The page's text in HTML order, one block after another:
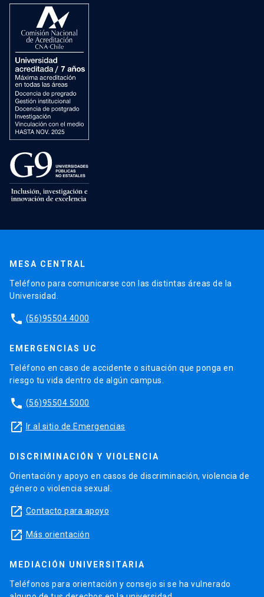
MESA CENTRAL
Teléfono para comunicarse con las distintas áreas de la
Universidad.
phone (56)95504 4000
EMERGENCIAS UC
Teléfono en caso de accidente o situación que ponga en
riesgo tu vida dentro de algún campus.
phone (56)95504 5000
launch Ir al sitio de Emergencias
DISCRIMINACIÓN Y VIOLENCIA
Orientación y apoyo en casos de discriminación, violencia de
género o violencia sexual.
launch Contacto para apoyo
launch Más orientación
MEDIACIÓN UNIVERSITARIA
Teléfonos para orientación y consejo si se ha vulnerado